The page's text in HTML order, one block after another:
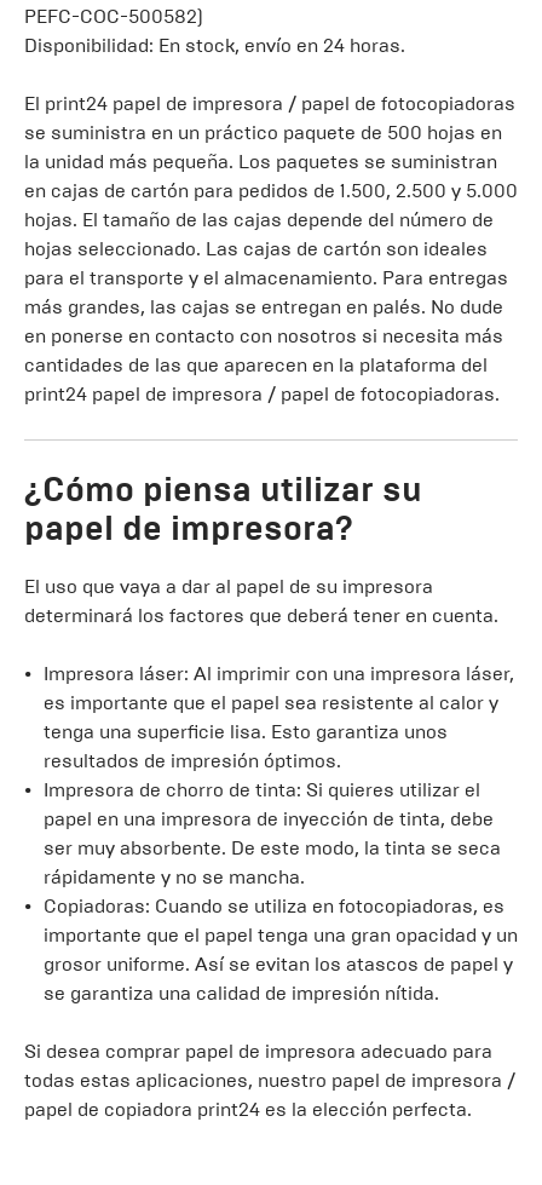
PEFC-COC-500582)
Disponibilidad: En stock, envío en 24 horas.
El print24 papel de impresora / papel de fotocopiadoras
se suministra en un práctico paquete de 500 hojas en
la unidad más pequeña. Los paquetes se suministran
en cajas de cartón para pedidos de 1.500, 2.500 y 5.000
hojas. El tamaño de las cajas depende del número de
hojas seleccionado. Las cajas de cartón son ideales
para el transporte y el almacenamiento. Para entregas
más grandes, las cajas se entregan en palés. No dude
en ponerse en contacto con nosotros si necesita más
cantidades de las que aparecen en la plataforma del
print24 papel de impresora / papel de fotocopiadoras.
¿Cómo piensa utilizar su
papel de impresora?
El uso que vaya a dar al papel de su impresora
determinará los factores que deberá tener en cuenta.
Impresora láser: Al imprimir con una impresora láser,
es importante que el papel sea resistente al calor y
tenga una superficie lisa. Esto garantiza unos
resultados de impresión óptimos.
Impresora de chorro de tinta: Si quieres utilizar el
papel en una impresora de inyección de tinta, debe
ser muy absorbente. De este modo, la tinta se seca
rápidamente y no se mancha.
Copiadoras: Cuando se utiliza en fotocopiadoras, es
importante que el papel tenga una gran opacidad y un
grosor uniforme. Así se evitan los atascos de papel y
se garantiza una calidad de impresión nítida.
Si desea comprar papel de impresora adecuado para
todas estas aplicaciones, nuestro papel de impresora /
papel de copiadora print24 es la elección perfecta.